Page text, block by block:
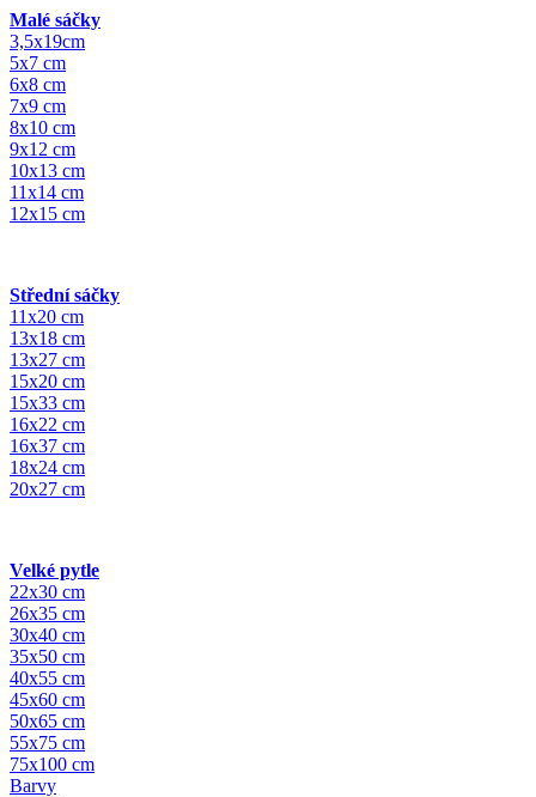
Malé sáčky
3,5x19cm
5x7 cm
6x8 cm
7x9 cm
8x10 cm
9x12 cm
10x13 cm
11x14 cm
12x15 cm
Střední sáčky
11x20 cm
13x18 cm
13x27 cm
15x20 cm
15x33 cm
16x22 cm
16x37 cm
18x24 cm
20x27 cm
Velké pytle
22x30 cm
26x35 cm
30x40 cm
35x50 cm
40x55 cm
45x60 cm
50x65 cm
55x75 cm
75x100 cm
Barvy